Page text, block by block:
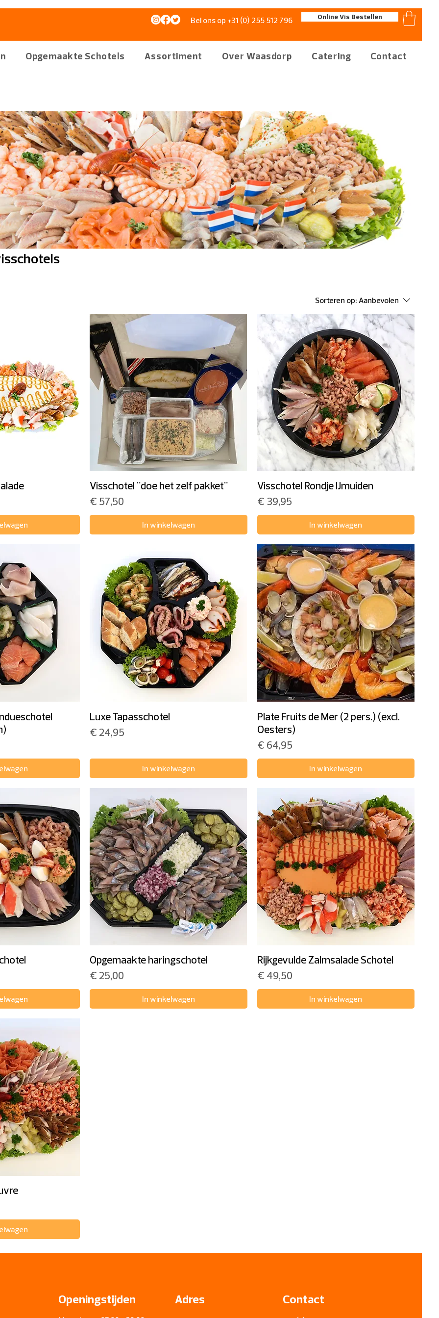
Opgemaakte Schotels Assortiment Over Waasdorp Catering Contact
Bel ons op +31 (0) 255 512 796 Online Vis Bestellen
Sorteren op: Aanbevolen
Visschotel "doe het zelf pakket"
Prijs
€ 57,50
In winkelwagen
Visschotel Rondje IJmuiden
Prijs
€ 39,95
In winkelwagen
Luxe Tapasschotel
Prijs
€ 24,95
In winkelwagen
Plate Fruits de Mer (2 pers.) (excl.
Oesters)
Prijs
€ 64,95
In winkelwagen
Opgemaakte haringschotel
Prijs
€ 25,00
In winkelwagen
Rijkgevulde Zalmsalade Schotel
Prijs
€ 49,50
In winkelwagen
Openingstijden Adres Contact